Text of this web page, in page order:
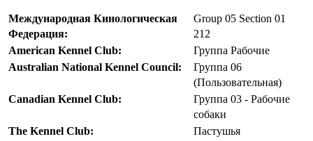
Международная Кинологическая
Федерация:
Group 05 Section 01
212
American Kennel Club:
Группа Рабочие
Australian National Kennel Council:
Группа 06
(Пользовательная)
Canadian Kennel Club:
Группа 03 - Рабочие
собаки
The Kennel Club:
Пастушья